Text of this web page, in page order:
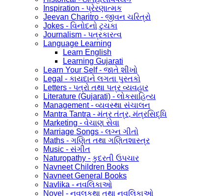
Inspiration - પ્રેરણાત્મક
Jeevan Charitro - જીવન ચરિત્રો
Jokes - વિનોદનો ટુચકા
Journalism - પત્રકારત્વ
Language Learning
Learn English
Learning Gujarati
Learn Your Self - જાતે શીખો
Legal - કાયદાને લગતા પુસ્તકો
Letters - પત્રો તથા પત્ર વ્યવહાર
Literature (Gujarati) - લોકસાહિત્ય
Management - વ્યવસ્થા સંચાલન
Mantra Tantra - મંત્ર તંત્ર, મંત્રસિદ્ધિ
Marketing - વેચાણ સેવા
Marriage Songs - લગ્ન ગીતો
Maths - ગણિત તથા ગણિતશાસ્ત્ર
Music - સંગીત
Naturopathy - કુદરતી ઉપચાર
Navneet Children Books
Navneet General Books
Navlika - નવલિકાઓ
Novel - નવલકથા તથા નવલિકાઓ